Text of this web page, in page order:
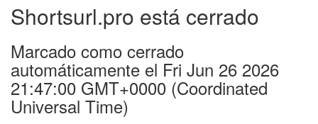
Shortsurl.pro está cerrado
Marcado como cerrado
automáticamente el Fri Jun 26 2026
21:47:00 GMT+0000 (Coordinated
Universal Time)